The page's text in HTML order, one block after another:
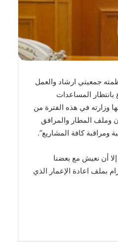
جمعيتي ارشاد والعمل
بانتظار المساعدات
وزارته في هذه الفترة من
وملف المطار والمرافق
ومراقبة كافة المشاريع”.
أن نعيش مع بعضنا
بملف اعادة الإعمار الذي